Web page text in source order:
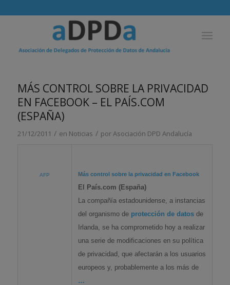
MÁS CONTROL SOBRE LA PRIVACIDAD
EN FACEBOOK – EL PAÍS.COM
(ESPAÑA)
21/12/2011 / en Noticias / porAsociación DPD Andalucía
AFP Más control sobre la privacidad en Facebook
El País.com (España)
La compañía estadounidense, a instancias
del organismo de protección de datosde
Irlanda, se ha comprometido hoy a realizar
una serie de modificaciones en su política
de privacidad, que afectarán a los usuarios
europeos y, probablemente a los más de
…